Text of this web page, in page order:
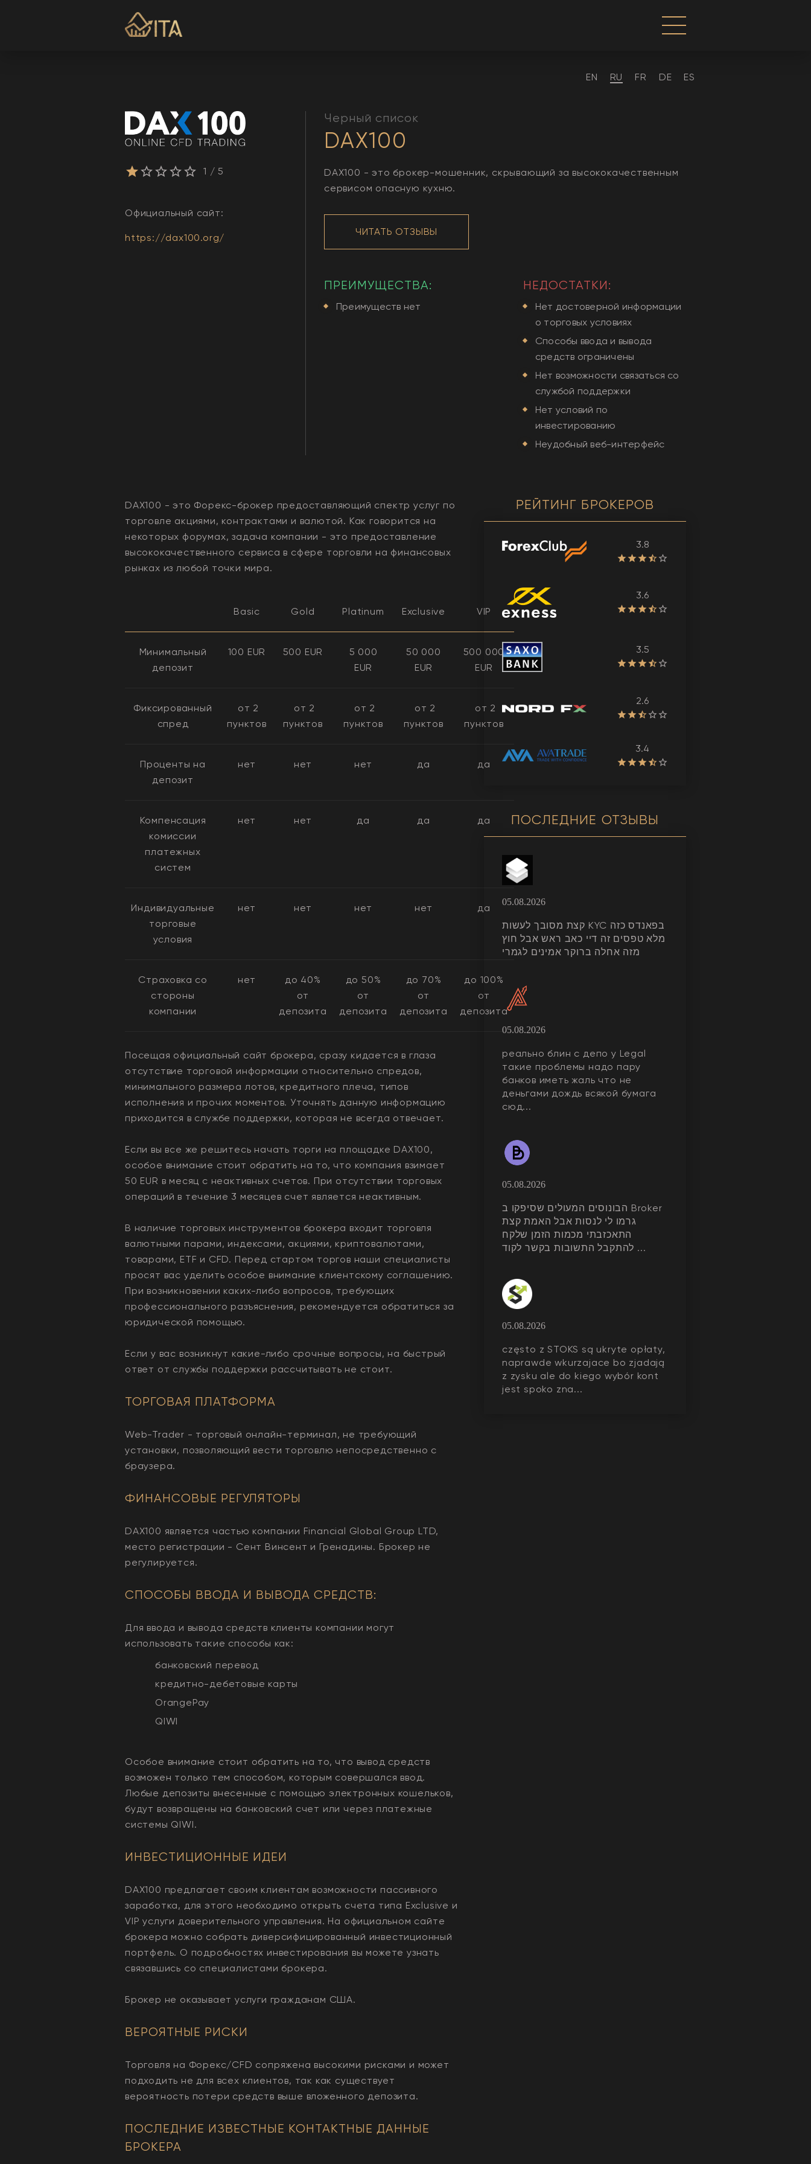
EN RU FR DE ES
1 / 5
Официальный сайт:
https://dax100.org/
Черный список
DAX100
DAX100 - это брокер-мошенник, скрывающий за высококачественным
сервисом опасную кухню.
ЧИТАТЬ ОТЗЫВЫ
ПРЕИМУЩЕСТВА:
Преимуществ нет
НЕДОСТАТКИ:
Нет достоверной информации
о торговых условиях
Способы ввода и вывода
средств ограничены
Нет возможности связаться со
службой поддержки
Нет условий по
инвестированию
Неудобный веб-интерфейс
DAX100 - это Форекс-брокер предоставляющий спектр услуг по
торговле акциями, контрактами и валютой. Как говорится на
некоторых форумах, задача компании - это предоставление
высококачественного сервиса в сфере торговли на финансовых
рынках из любой точки мира.
Basic Gold Platinum Exclusive VIP
Минимальный
депозит
100 EUR 500 EUR
5 000
EUR
50 000
EUR
500 000
EUR
Фиксированный
cпред
от 2
пунктов
от 2
пунктов
от 2
пунктов
от 2
пунктов
от 2
пунктов
Проценты на
депозит
нет нет нет да да
Компенсация
комиссии
платежных
систем
нет нет да да да
Индивидуальные
торговые
условия
нет нет нет нет да
Страховка со
стороны
компании
нет
до 40%
от
депозита
до 50%
от
депозита
до 70%
от
депозита
до 100%
от
депозита
Посещая официальный сайт брокера, сразу кидается в глаза
отсутствие торговой информации относительно спредов,
минимального размера лотов, кредитного плеча, типов
исполнения и прочих моментов. Уточнять данную информацию
приходится в службе поддержки, которая не всегда отвечает.
Если вы все же решитесь начать торги на площадке DAX100,
особое внимание стоит обратить на то, что компания взимает
50 EUR в месяц с неактивных счетов. При отсутствии торговых
операций в течение 3 месяцев счет является неактивным.
В наличие торговых инструментов брокера входит торговля
валютными парами, индексами, акциями, криптовалютами,
товарами, ETF и CFD. Перед стартом торгов наши специалисты
просят вас уделить особое внимание клиентскому соглашению.
При возникновении каких-либо вопросов, требующих
профессионального разъяснения, рекомендуется обратиться за
юридической помощью.
Если у вас возникнут какие-либо срочные вопросы, на быстрый
ответ от службы поддержки рассчитывать не стоит.
ТОРГОВАЯ ПЛАТФОРМА
Web-Trader - торговый онлайн-терминал, не требующий
установки, позволяющий вести торговлю непосредственно с
браузера.
ФИНАНСОВЫЕ РЕГУЛЯТОРЫ
DAX100 является частью компании Financial Global Group LTD,
место регистрации - Сент Винсент и Гренадины. Брокер не
регулируется.
СПОСОБЫ ВВОДА И ВЫВОДА СРЕДСТВ:
Для ввода и вывода средств клиенты компании могут
использовать такие способы как:
банковский перевод
кредитно-дебетовые карты
OrangePay
QIWI
Особое внимание стоит обратить на то, что вывод средств
возможен только тем способом, которым совершался ввод.
Любые депозиты внесенные с помощью электронных кошельков,
будут возвращены на банковский счет или через платежные
системы QIWI.
ИНВЕСТИЦИОННЫЕ ИДЕИ
DAX100 предлагает своим клиентам возможности пассивного
заработка, для этого необходимо открыть счета типа Exclusive и
VIP услуги доверительного управления. На официальном сайте
брокера можно собрать диверсифицированный инвестиционный
портфель. О подробностях инвестирования вы можете узнать
связавшись со специалистами брокера.
Брокер не оказывает услуги гражданам США.
ВЕРОЯТНЫЕ РИСКИ
Торговля на Форекс/CFD сопряжена высокими рисками и может
подходить не для всех клиентов, так как существует
вероятность потери средств выше вложенного депозита.
ПОСЛЕДНИЕ ИЗВЕСТНЫЕ КОНТАКТНЫЕ ДАННЫЕ
БРОКЕРА
РЕЙТИНГ БРОКЕРОВ
3.8
3.6
3.5
2.6
3.4
ПОСЛЕДНИЕ ОТЗЫВЫ
05.08.2026
קצת מסובך לעשות KYC בפאנדס כזה
מלא טפסים זה דיי כאב ראש אבל חוץ
מזה אחלה ברוקר אמינים לגמרי
05.08.2026
реально блин с депо у Legal
такие проблемы надо пару
банков иметь жаль что не
деньгами дождь всякой бумага
сюд...
05.08.2026
הבונוסים המעולים שסיפקו ב Broker
גרמו לי לנסות אבל האמת קצת
התאכזבתי מכמות הזמן שלקח
להתקבל התשובות בקשר לקוד ...
05.08.2026
często z STOKS są ukryte opłaty,
naprawde wkurzajace bo zjadają
z zysku ale do kiego wybór kont
jest spoko zna...